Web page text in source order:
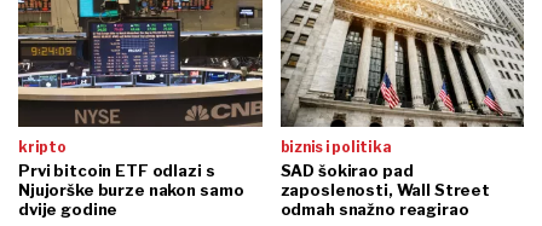
kripto
Prvi bitcoin ETF odlazi s
Njujorške burze nakon samo
dvije godine
biznis i politika
SAD šokirao pad
zaposlenosti, Wall Street
odmah snažno reagirao